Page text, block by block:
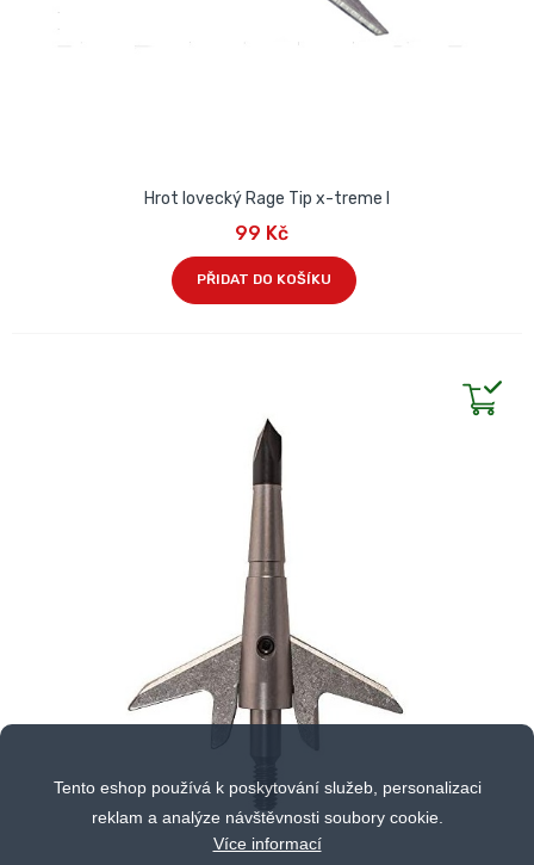
Tento eshop používá k poskytování služeb, personalizaci
reklam a analýze návštěvnosti soubory cookie.
Více informací
Hrot lovecký Rage Tip x-treme I
99 Kč
PŘIDAT DO KOŠÍKU